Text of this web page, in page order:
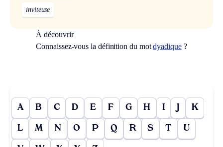
inviteuse
À découvrir
Connaissez-vous la définition du motdyadique?
A B C D E F G H I J K
L M N O P Q R S T U